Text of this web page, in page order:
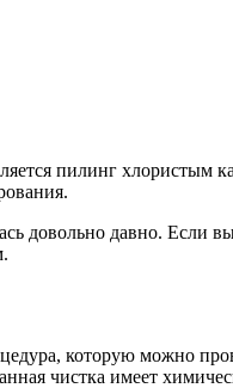
пилинг
довольно давно. Если
которую можно
чистка имеет